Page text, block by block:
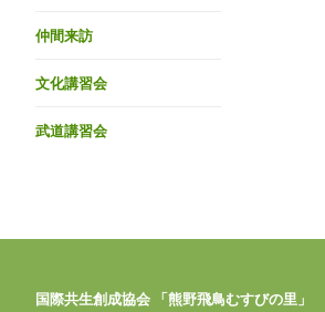
仲間来訪
文化講習会
武道講習会
国際共生創成協会 「熊野飛鳥むすびの里」